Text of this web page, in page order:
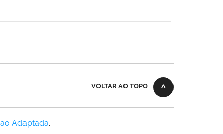
VOLTAR AO TOPO
Adaptada.